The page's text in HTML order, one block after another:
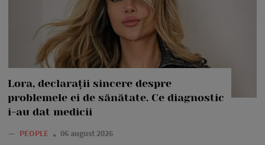
Lora, declarații sincere despre
problemele ei de sănătate. Ce diagnostic
i-au dat medicii
— PEOPLE 06 august 2026